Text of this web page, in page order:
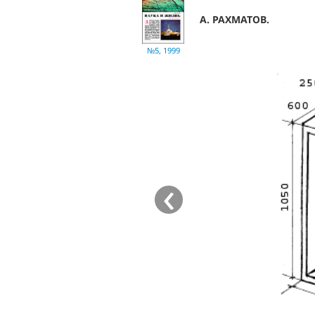
№5, 1999
А. РАХМАТОВ.
‹